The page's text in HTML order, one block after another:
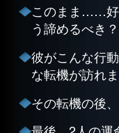
このまま……好
う諦めるべき？
彼がこんな行
な転機が訪れ
その転機の後